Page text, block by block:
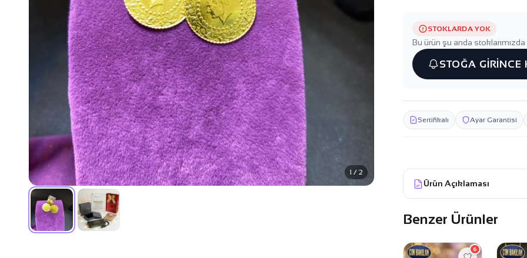
1 / 2
STOKLARDA YOK
Bu ürün şu anda
STOĞA GİRİNCE
Sertifikalı Ayar Garantisi
Ürün Açıklaması
Benzer Ürünler
6